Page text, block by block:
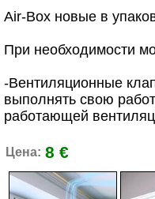
Air-Box новые в
При необходимости
-Вентиляционные
выполнять свою
работающей
Цена: 8 €